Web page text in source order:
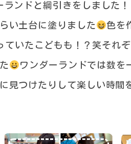
ンドと綱引きをしました
い土台に塗りました 色を
ていたこどもも！？笑それ
ワンダーランドでは数を
見つけたりして楽しい時間